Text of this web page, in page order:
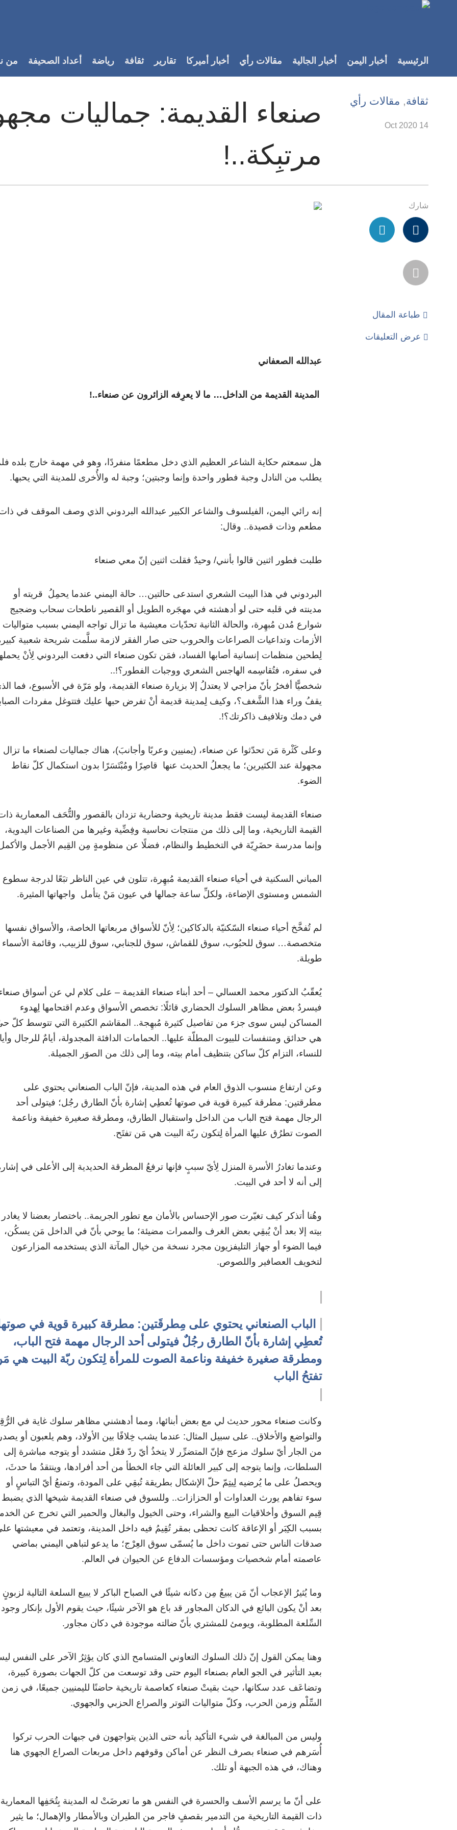
Accessibility
الرئيسي
الأقسام
الرئيسية أخبار اليمن أخبار الجالية مقالات رأي أخبار أميركا تقارير ثقافة رياضة أعداد الصحيفة من
ثقافة, مقالات رأي
صنعاء القديمة: جماليات
مرتبِكة..!
14 Oct 2020
شارك
طباعة المقال
عرض التعليقات
عبدالله الصعفاني
المدينة القديمة من الداخل… ما لا يعرِفه الزائرون عن صنعاء..!
هل سمعتم حكاية الشاعر العظيم الذي دخل مطعمًا منفردًا، وهو في مهمة خارج بلده
يطلب من النادل وجبة فطور واحدة وإنما وجبتين؛ وجبة له والأُخرى للمدينة التي يحبها.
إنه رائي اليمن، الفيلسوف والشاعر الكبير عبدالله البردوني الذي وصف الموقف في
مطعم وذات قصيدة.. وقال:
طلبت فطور اثنين قالوا بأنني/ وحيدٌ فقلت اثنين إنّ معي صنعاء
البردوني في هذا البيت الشعري استدعى حالتين… حالة اليمني عندما يحمِلُ قريته أو
مدينته في قلبه حتى لو أدهشته في مهجَره الطويل أو القصير ناطحات سحاب وضجيج
شوارع مُدن مُبهِرة، والحالة الثانية تحدّيات معيشية ما تزال تواجه اليمني بسبب متواليات
الأزمات وتداعيات الصراعات والحروب حتى صار الفقر لازمة سلَّمت شريحة شعبية
لِطحين منظمات إنسانية أصابها الفساد، فمَن تكون صنعاء التي دفعت البردوني لِأنْ
في سفره، فتُقاسِمه الهاجس الشعري ووجبات الفطور؟!..
شخصيًّا أفخرُ بأنّ مزاجي لا يعتدلُ إلا بزيارة صنعاء القديمة، ولو مَرّة في الأسبوع، فما
يقفُ وراء هذا الشَّغف؟، وكيف لِمدينة قديمة أنْ تفرض حبها عليك فتتوغل مفردات
في دمك وتلافيف ذاكرتك؟!.
وعلى كَثْرة مَن تحدّثوا عن صنعاء، (يمنيين وعربًا وأجانبَ)، هناك جماليات لصنعاء ما تزال
مجهولة عند الكثيرين؛ ما يجعلُ الحديث عنها قاصِرًا ومُبْتَسَرًا بدون استكمال كلّ نقاط
الضوء.
صنعاء القديمة ليست فقط مدينة تاريخية وحضارية تزدان بالقصور والتُّحَف المعمارية
القيمة التاريخية، وما إلى ذلك من منتجات نحاسية وفِضِّية وغيرها من الصناعات اليدوية،
وإنما مدرسة حضَرِيّة في التخطيط والنظام، فضلًا عن منظومةٍ مِن القِيم الأجمل
المباني السكنية في أحياء صنعاء القديمة مُبهِرة، تتلون في عين الناظر تبَعًا لدرجة سطوع
الشمس ومستوى الإضاءة، ولكلِّ ساعة جمالها في عيون مَنْ يتأمل واجهاتها المثيرة.
لم تُفخَّخ أحياء صنعاء السّكنيّة بالدكاكين؛ لِأنّ للأسواق مربعاتها الخاصة، والأسواق نفسها
متخصصة… سوق للحبُوب، سوق للقماش، سوق للجنابي، سوق للزبيب، وقائمة الأسماء
طويلة.
يُعقّبُ الدكتور محمد العسالي – أحد أبناء صنعاء القديمة – على كلام لي عن أسواق
فيسردُ بعض مظاهر السلوك الحضاري قائلًا: تخصص الأسواق وعدم اقتحامها لِهدوء
المساكن ليس سوى جزء من تفاصيل كثيرة مُبهِجة.. المقاشم الكثيرة التي تتوسط كلّ
هي حدائق ومتنفسات للبيوت المطلّة عليها.. الحمامات الدافئة المجدولة، أيامٌ للرجال
للنساء، التزام كلّ ساكن بتنظيف أمام بيته، وما إلى ذلك من الصوَر الجميلة.
وعن ارتفاع منسوب الذوق العام في هذه المدينة، فإنّ الباب الصنعاني يحتوي على
مطرقتين: مطرقة كبيرة قوية في صوتها تُعطِي إشارة بأنّ الطارق رجُل؛ فيتولى أحد
الرجال مهمة فتح الباب من الداخل واستقبال الطارق، ومطرقة صغيرة خفيفة وناعمة
الصوت تطرُق عليها المرأة لِتكون ربّة البيت هي مَن تفتَح.
وعندما تغادرُ الأسرة المنزل لِأيّ سببٍ فإنها ترفعُ المطرقة الحديدية إلى الأعلى في
إلى أنه لا أحد في البيت.
وهُنا أتذكر كيف تغيّرت صور الإحساس بالأمان مع تطور الجريمة.. باختصار بعضنا لا يغادر
بيته إلا بعد أنْ يُبقِي بعض الغرف والممرات مضيئة؛ ما يوحي بأنّ في الداخل مَن يسكُن،
فيما الضوء أو جهاز التليفزيون مجرد نسخة من خيال المآتة الذي يستخدمه المزارعون
لتخويف العصافير واللصوص.
الباب الصنعاني يحتوي على مِطرقَتين: مطرقة كبيرة قوية في
تُعطِي إشارة بأنّ الطارق رجُلٌ فيتولى أحد الرجال مهمة فتح الباب،
ومطرقة صغيرة خفيفة وناعمة الصوت للمرأة لِتكون ربّة البيت هي
تفتحُ الباب
وكانت صنعاء محور حديث لي مع بعض أبنائها، ومما أدهشني مظاهر سلوك غاية في
والتواضع والأخلاق.. على سبيل المثال: عندما يشب خِلافًا بين الأولاد، وهم يلعبون أو
من الجار أيّ سلوك مزعج فإنّ المتضرِّر لا يتخذُ أيّ ردّ فعْل متشدد أو يتوجه مباشرة إلى
السلطات، وإنما يتوجه إلى كبير العائلة التي جاء الخطأ من أحد أفرادها، وينتقدُ ما حدثَ،
ويحصلُ على ما يُرضيه لِيتِمّ حلّ الإشكال بطريقة تُبقِي على المودة، وتمنعُ أيّ التباسٍ أو
سوء تفاهم يورث العداوات أو الحزازات.. وللسوق في صنعاء القديمة شيخها الذي يضبط
قِيم السوق وأخلاقيات البيع والشراء، وحتى الخيول والبغال والحمير التي تخرج عن
بسبب الكِبَر أو الإعاقة كانت تحظى بمقر تُقِيمُ فيه داخل المدينة، وتعتمد في معيشتها
صدقات الناس حتى تموت داخل ما يُسمّى سوق العِرْج؛ ما يدعو لتباهي اليمني بماضي
عاصمته أمام شخصيات ومؤسسات الدفاع عن الحيوان في العالم.
وما يُثيرُ الإعجاب أنّ مَن يبيعُ مِن دكانه شيئًا في الصباح الباكر لا يبيع السلعة التالية لزبونٍ
بعد أنْ يكون البائع في الدكان المجاور قد باع هو الآخر شيئًا، حيث يقوم الأول بإنكار وجود
السِّلعة المطلوبة، ويومئ للمشتري بأنّ ضالته موجودة في دكان مجاور.
وهنا يمكن القول إنّ ذلك السلوك التعاوني المتسامح الذي كان يؤثِرُ الآخر على النفس
بعيد التأثير في الجو العام بصنعاء اليوم حتى وقد توسعت من كلّ الجهات بصورة كبيرة،
وتضاعَف عدد سكانها، حيث بقيتْ صنعاء كعاصمة تاريخية حاضنًا لليمنيين جميعًا، في زمن
السِّلْم وزمن الحرب، وكلّ متواليات التوتر والصراع الحزبي والجهوي.
وليس من المبالغة في شيء التأكيد بأنه حتى الذين يتواجهون في جبهات الحرب تركوا
أُسَرهم في صنعاء بصرف النظر عن أماكن وقوفهم داخل مربعات الصراع الجهوي هنا
وهناك، في هذه الجبهة أو تلك.
على أنّ ما يرسم الأسف والحسرة في النفس هو ما تعرضَتْ له المدينة بِتُحَفِها المعمارية
ذات القيمة التاريخية من التدمير بقصفٍ فاجر من الطيران وبالأمطار والإهمال؛ ما يثير